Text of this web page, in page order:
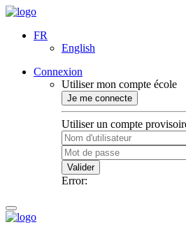
FR
English
Connexion
Utiliser mon compte école
Je me connecte
Utiliser un compte
Valider
Error: